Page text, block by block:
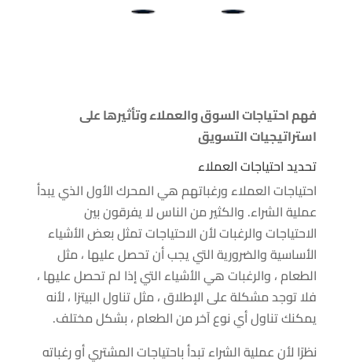
فهم احتياجات السوق والعملاء وتأثيرها على
استراتيجيات التسويق
تحديد احتياجات العملاء
احتياجات العملاء ورغباتهم هي المحرك الأول الذي يبدأ
عملية الشراء. والكثير من الناس لا يفرقون بين
الاحتياجات والرغبات لأن الاحتياجات تمثل بعض الأشياء
الأساسية والضرورية التي يجب أن تحصل عليها ، مثل
الطعام ، والرغبات هي الأشياء التي إذا لم تحصل عليها ،
فلا توجد مشكلة على الإطلاق ، مثل تناول البيتزا ، لأنه
يمكنك تناول أي نوع آخر من الطعام ، بشكل مختلف.
نظرًا لأن عملية الشراء تبدأ باحتياجات المشتري أو رغباته